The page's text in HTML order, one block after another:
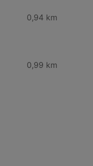
0,94 km
0,99 km